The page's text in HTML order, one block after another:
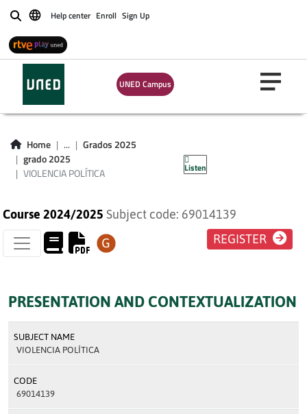
BuscarHelp center Enroll Sign Up
UNED Campus
Home ...
Grados 2025
grado 2025
VIOLENCIA POLÍTICA
Listen
VIOLENCIA
POLÍTICA
Course 2024/2025 Subject code: 69014139
REGISTER
PRESENTATION AND CONTEXTUALIZATION
SUBJECT NAME
VIOLENCIA POLÍTICA
CODE
69014139